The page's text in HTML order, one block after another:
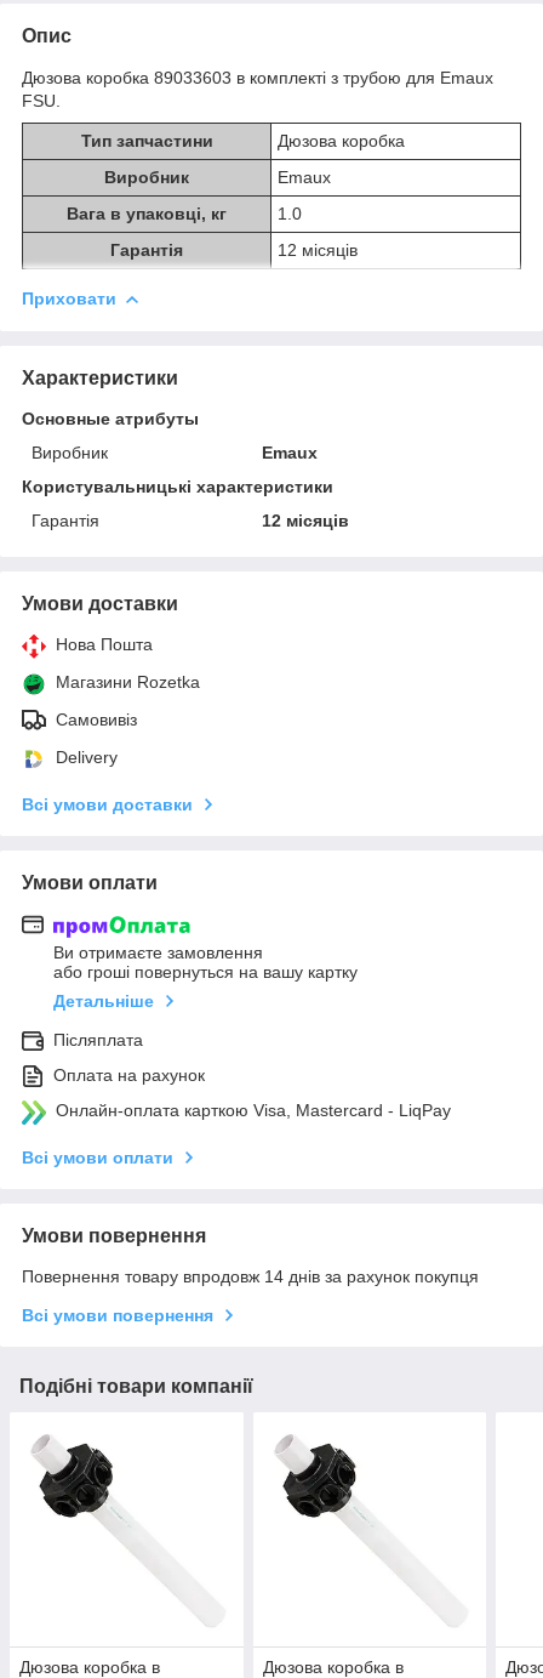
Опис
Дюзова коробка 89033603 в комплекті з трубою для Emaux
FSU.
Тип запчастини
Дюзова коробка
Виробник
Emaux
Вага в упаковці, кг
1.0
Гарантія
12 місяців
Приховати
Характеристики
Основные атрибуты
Виробник
Emaux
Користувальницькі характеристики
Гарантія
12 місяців
Умови доставки
Нова Пошта
Магазини Rozetka
Самовивіз
Delivery
Всі умови доставки
Умови оплати
Ви отримаєте замовлення
або гроші повернуться на вашу картку
Детальніше
Післяплата
Оплата на рахунок
Онлайн-оплата карткою Visa, Mastercard - LiqPay
Всі умови оплати
Умови повернення
Повернення товару впродовж 14 днів за рахунок покупця
Всі умови повернення
Подібні товари компанії
Дюзова коробка в
Дюзова коробка в